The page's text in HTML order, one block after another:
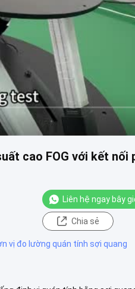
cao FOG với kết nối
Liên hệ ngay bây
Chia sẻ
vị đo lường quán tính sợi quang